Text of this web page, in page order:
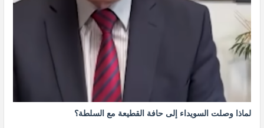
لماذا وصلت السويداء إلى حافة القطيعة مع السلطة؟